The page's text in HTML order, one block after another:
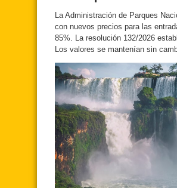
La Administración de Parques
con nuevos precios para las
85%. La resolución 132/2026
Los valores se mantenían sin